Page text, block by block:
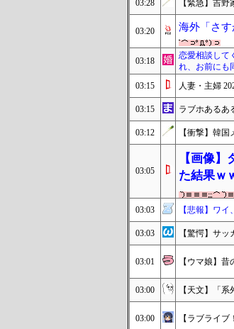
03:28 【緊急】吉
03:20 海外「さ
03:18
恋愛相談して
れ、お前にも
03:15 人妻・主婦
03:15 ラブホあるあ
03:12 【衝撃】韓
03:05
【画像
た結果ｗ
03:03 【悲報】ワ
03:03 【驚愕】サ
03:01 【ウマ娘】
03:00 【天文】「
03:00 【ラブライ